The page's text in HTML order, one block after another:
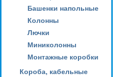
Башенки напольные
Колонны
Лючки
Миниколонны
Монтажные коробки
Короба, кабельные